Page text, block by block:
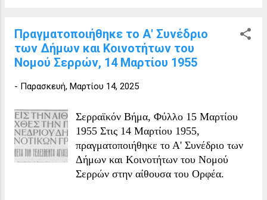
Πραγματοποιήθηκε το Α' Συνέδριο
των Δήμων και Κοινοτήτων του
Νομού Σερρών, 14 Μαρτίου 1955
- Παρασκευή, Μαρτίου 14, 2025
Σερραϊκόν Βήμα, Φύλλο 15 Μαρτίου
1955 Στις 14 Μαρτίου 1955,
πραγματοποιήθηκε το Α' Συνέδριο των
Δήμων και Κοινοτήτων του Νομού
Σερρών στην αίθουσα του Ορφέα.